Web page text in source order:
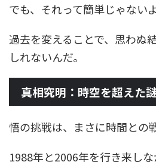
でも、それって簡単じゃないよ
過去を変えることで、思わぬ
しれないんだ。
真相究明：時空を超えた
悟の挑戦は、まさに時間との
1988年と2006年を行き来し